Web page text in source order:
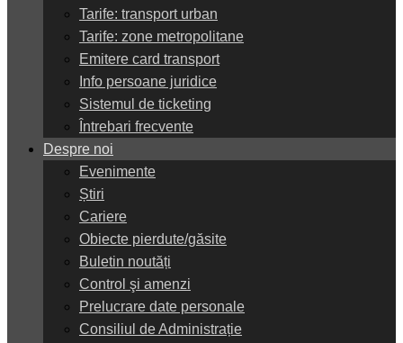
Tarife: transport urban
Tarife: zone metropolitane
Emitere card transport
Info persoane juridice
Sistemul de ticketing
Întrebari frecvente
Despre noi
Evenimente
Știri
Cariere
Obiecte pierdute/găsite
Buletin noutăți
Control şi amenzi
Prelucrare date personale
Consiliul de Administrație